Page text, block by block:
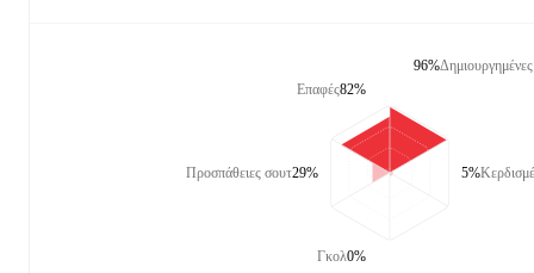
Επαφές82%
Προσπάθειες σουτ29%
Γκολ0%
Δημιουργημένες
96%
5%